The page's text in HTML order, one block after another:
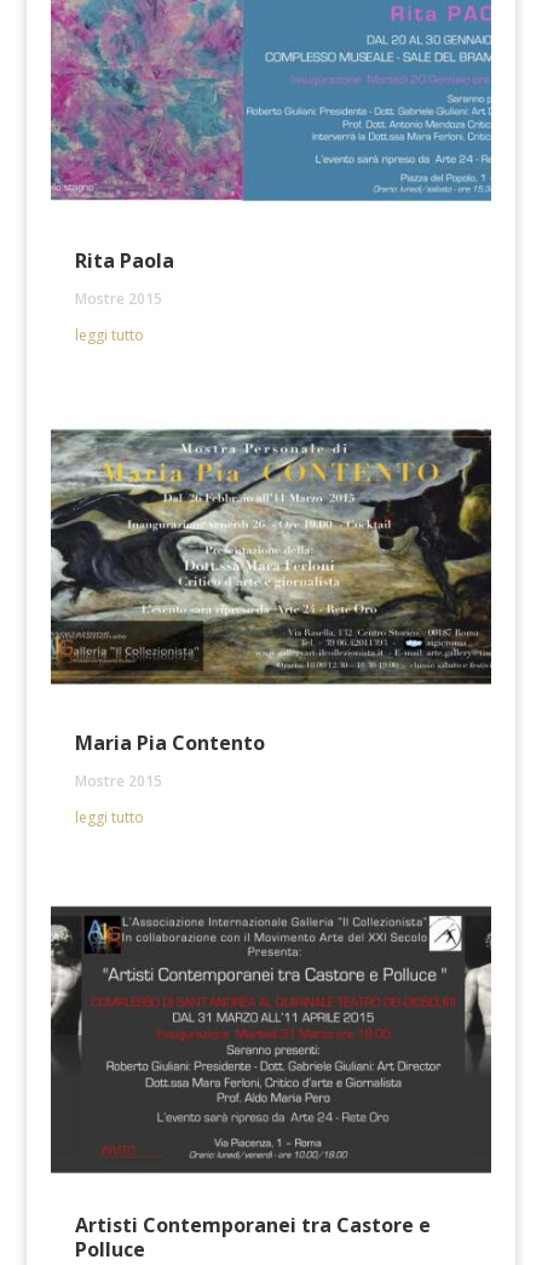
Rita Paola
Mostre 2015
leggi tutto
Maria Pia Contento
Mostre 2015
leggi tutto
Artisti Contemporanei tra Castore e
Polluce